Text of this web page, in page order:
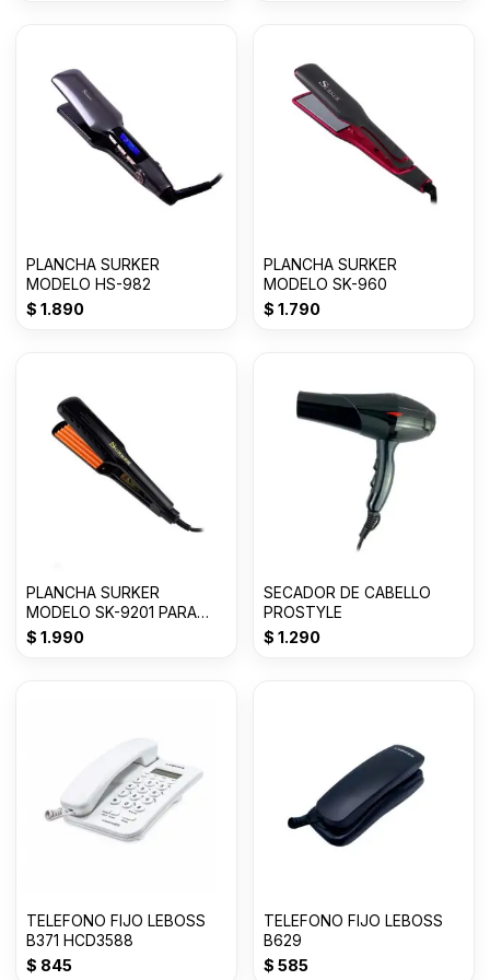
PLANCHA SURKER
MODELO HS-982
$ 1.890
PLANCHA SURKER
MODELO SK-960
$ 1.790
PLANCHA SURKER
MODELO SK-9201 PARA
FRIZZ
$ 1.990
SECADOR DE CABELLO
PROSTYLE
$ 1.290
TELEFONO FIJO LEBOSS
B371 HCD3588
$ 845
TELEFONO FIJO LEBOSS
B629
$ 585